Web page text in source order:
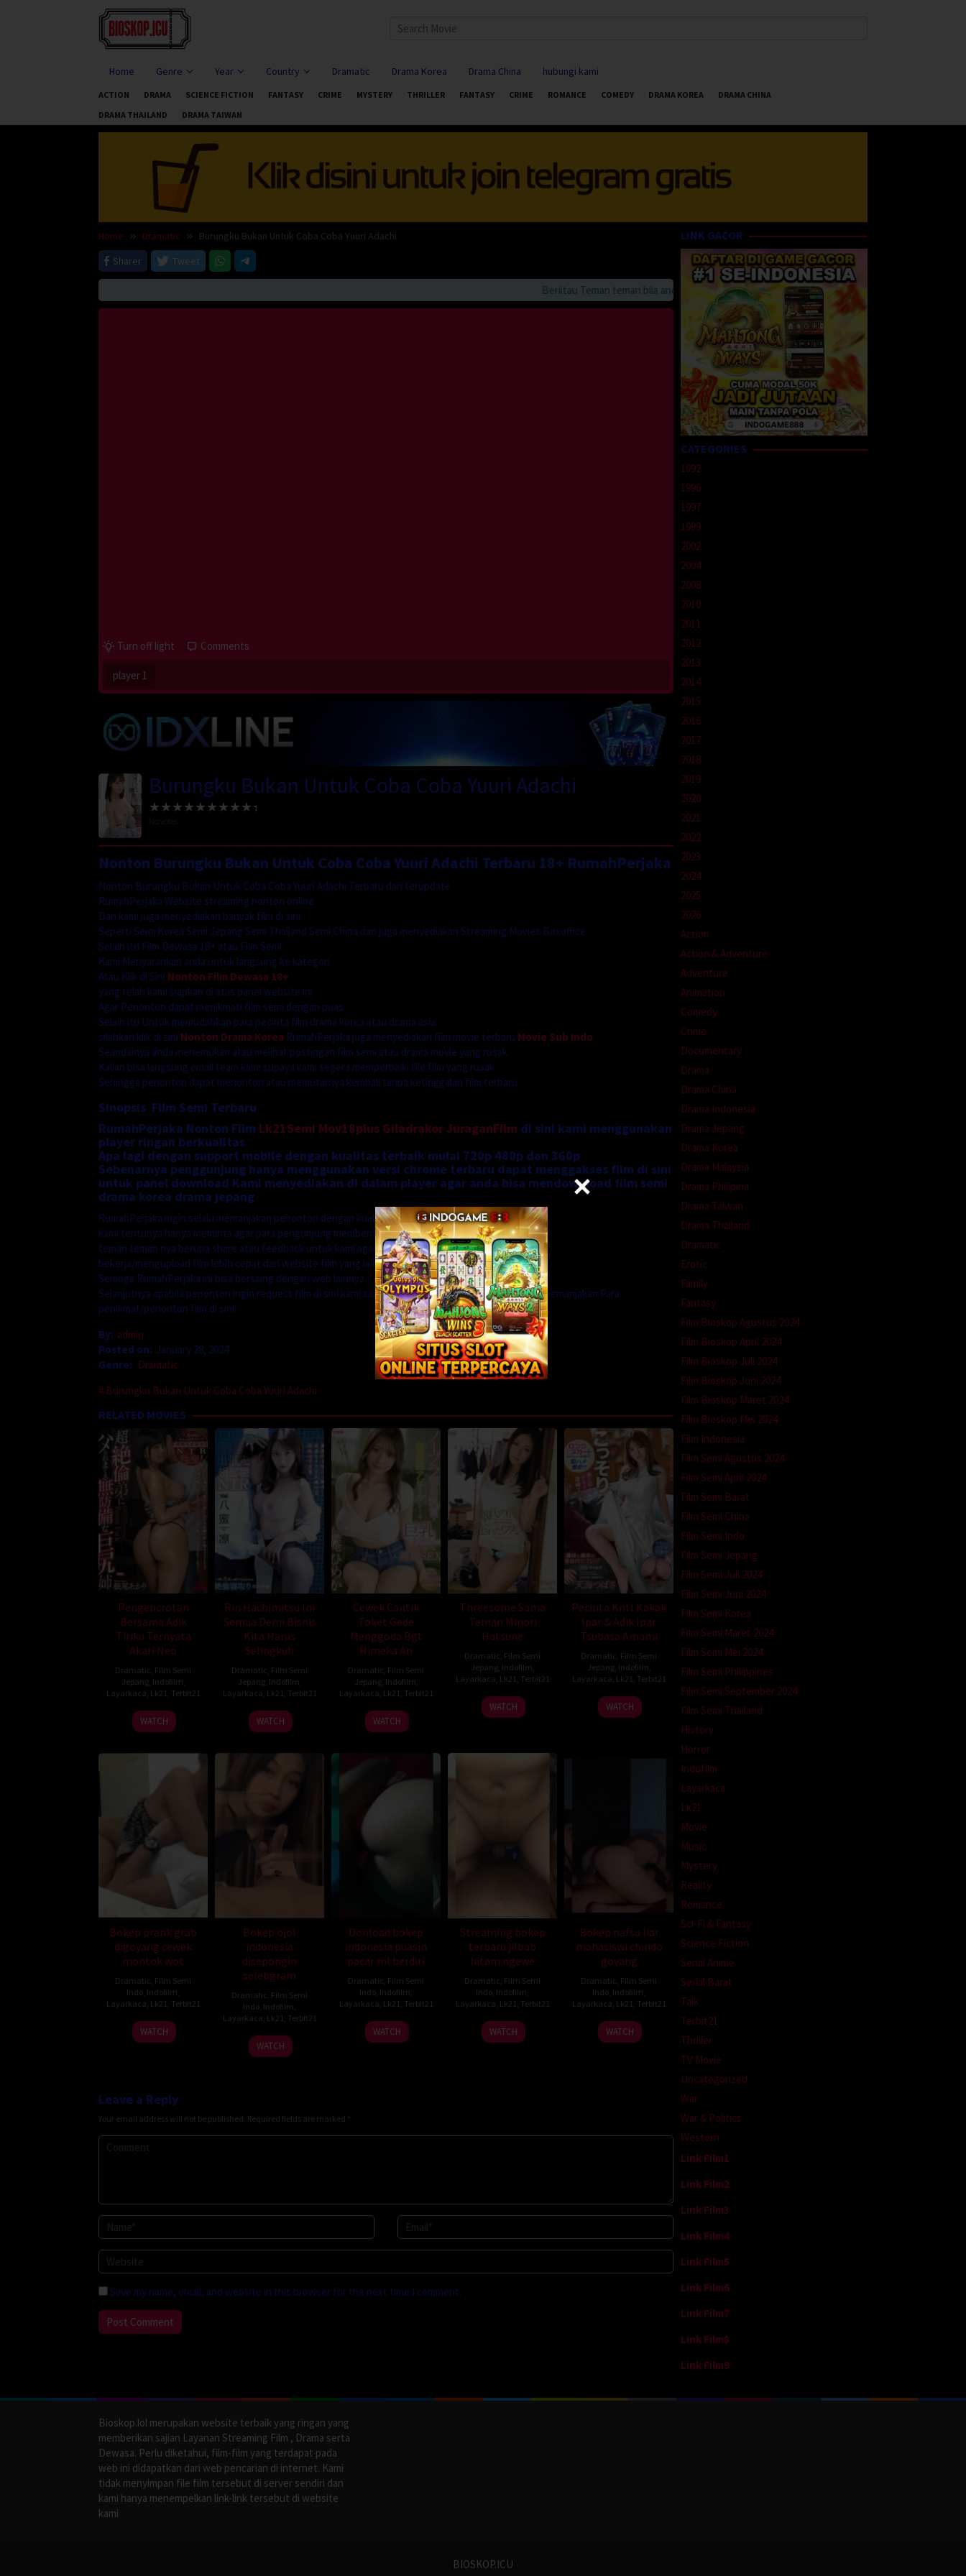
Home Genre Year Country Dramatic Drama Korea Drama China hubungi kami
ACTION DRAMA SCIENCE FICTION FANTASY CRIME MYSTERY THRILLER FANTASY CRIME ROMANCE COMEDY DRAMA KOREA
DRAMA CHINA
DRAMA THAILAND
DRAMA TAIWAN
Home Dramatic
Burungku Bukan Untuk Coba Coba Yuuri Adachi
Sharer
Tweet
Beriitau Teman teman bila anda suka HappyBet188 Streaming Online
Turn off light Comments
player 1
Burungku Bukan Untuk Coba Coba Yuuri Adachi
Nonton Burungku Bukan Untuk Coba Coba Yuuri Adachi Terbaru 18+ RumahPerjaka
Nonton Burungku Bukan Untuk Coba Coba Yuuri Adachi Terbaru dan terupdate
RumahPerjaka Website streaming nonton online
Dan kami juga menyediakan banyak film di sini
Seperti Semi Korea Semi Jepang Semi Thailand Semi China dan juga menyediakan Streaming Movies Boxoffice
Selain itu Film Dewasa 18+ atau Film Semi
Kami Menyarankan anda untuk langsung ke kategori
Atau Klik di Sini Nonton Film Dewasa 18+
yang telah kami siapkan di atas panel website ini
Agar Penonton dapat menikmati film semi dengan puas
Selain itu Untuk memudahkan para pecinta film drama korea atau drama asia
silahkan klik di sini Nonton Drama Korea RumahPerjaka juga menyediakan film movie terbaru Movie Sub Indo
Seandainya anda menemukan atau melihat postingan film semi atau drama movie yang rusak
Kalian bisa langsung email team kami supaya kami segera memperbaiki file film yang rusak
Sehingga penonton dapat menonton atau memutarnya kembali tanpa ketinggalan film terbaru
Sinopsis Film Semi Terbaru
RumahPerjaka Nonton Film Lk21Semi Mov18plus Giladrakor JuraganFilm di sini kami menggunakan
player ringan berkualitas
Apa lagi dengan support mobile dengan kualitas terbaik mulai 720p 480p dan 360p
Sebenarnya penggunjung hanya menggunakan versi chrome terbaru dapat menggakses film di sini
untuk panel download Kami menyediakan di dalam player agar anda bisa mendownload film semi
drama korea drama jepang
RumahPerjaka ingin selalu memanjakan penonton dengan kualitas
kami tentunya hanya meminta agar para pengunjung memberitahu kepada
teman teman nya berupa share atau feedback untuk kami agar kami dapat
bekerja/mengupload film lebih cepat dari website film yang lain.
Semoga RumahPerjaka ini bisa bersaing dengan web lainnya.
Selanjutnya apabila penonton ingin request film di sini kami sangat menerima agar koleksi kami lebih memanjakan Para
penikmat/penonton film di sini.
By: admin
Posted on: January 28, 2024
Genre: Dramatic
Burungku Bukan Untuk Coba Coba Yuuri Adachi
RELATED MOVIES
Pengencrotan
Bersama Adik
Tiriku Ternyata
Akari Neo
Dramatic Film Semi
Jepang, Indofilm
Layarkaca Lk21 Terbit21
WATCH
Rin Hachimitsu Ini
Semua Demi Bisnis
Kita Harus
Selingkuh
Dramatic Film Semi
Jepang, Indofilm
Layarkaca Lk21 Terbit21
WATCH
Cewek Cantik
Toket Gede
Menggoda Bgt
Himeka An
Dramatic Film Semi
Jepang, Indofilm
Layarkaca Lk21 Terbit21
WATCH
Threesome Sama
Teman Minori
Hatsune
Dramatic Film Semi
Jepang, Indofilm
Layarkaca Lk21 Terbit21
WATCH
Pecinta Kntl Kakak
Ipar & Adik Ipar
Tsubasa Amami
Dramatic Film Semi
Jepang, Indofilm
Layarkaca Lk21 Terbit21
WATCH
Bokep prank grab
digoyang cewek
montok wot
Dramatic Film Semi
Indo Indofilm
Layarkaca Lk21 Terbit21
WATCH
Bokep ojol
indonesia
disepongin
selebgram
Dramatic Film Semi
Indo Indofilm
Layarkaca Lk21 Terbit21
WATCH
Donload bokep
indonesia puasin
pacar ml berdiri
Dramatic Film Semi
Indo Indofilm
Layarkaca Lk21 Terbit21
WATCH
Streaming bokep
terbaru jilbab
hitam ngewe
Dramatic Film Semi
Indo Indofilm
Layarkaca Lk21 Terbit21
WATCH
Bokep nafsu liar
mahasiswi chindo
goyang
Dramatic Film Semi
Indo Indofilm
Layarkaca Lk21 Terbit21
WATCH
Leave a Reply
Your email address will not be published. Required fields are marked *
Save my name, email, and website in this browser for the next time I comment.
LINK GACOR
CATEGORIES
1992
1996
1997
1999
2002
2004
2008
2010
2011
2012
2013
2014
2015
2016
2017
2018
2019
2020
2021
2022
2023
2024
2025
2026
Action
Action & Adventure
Adventure
Animation
Comedy
Crime
Documentary
Drama
Drama China
Drama Indonesia
Drama Jepang
Drama Korea
Drama Malaysia
Drama Philipina
Drama Taiwan
Drama Thailand
Dramatic
Erotic
Family
Fantasy
Film Bioskop Agustus 2024
Film Bioskop April 2024
Film Bioskop Juli 2024
Film Bioskop Juni 2024
Film Bioskop Maret 2024
Film Bioskop Mei 2024
Film Indonesia
Film Semi Agustus 2024
Film Semi April 2024
Film Semi Barat
Film Semi China
Film Semi Indo
Film Semi Jepang
Film Semi Juli 2024
Film Semi Juni 2024
Film Semi Korea
Film Semi Maret 2024
Film Semi Mei 2024
Film Semi Philippines
Film Semi September 2024
Film Semi Thailand
History
Horror
Indofilm
Layarkaca
Lk21
Movie
Music
Mystery
Reality
Romance
Sci-Fi & Fantasy
Science Fiction
Serial Anime
Serial Barat
Talk
Terbit21
Thriller
TV Movie
Uncategorized
War
War & Politics
Western
Link Film1
Link Film2
Link Film3
Link Film4
Link Film5
Link Film6
Link Film7
Link Film8
Link Film9
Bioskop.lol merupakan website terbaik yang ringan yang
memberikan sajian Layanan Streaming Film , Drama serta
Dewasa. Perlu diketahui, film-film yang terdapat pada
web ini didapatkan dari web pencarian di internet. Kami
tidak menyimpan file film tersebut di server sendiri dan
kami hanya menempelkan link-link tersebut di website
kami
BIOSKOP.ICU